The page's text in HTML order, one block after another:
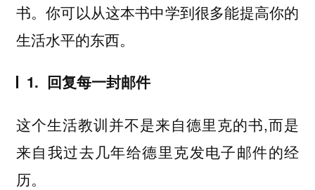
书。你可以从这本书中学到很多能提高你的
生活水平的东西。
1. 回复每一封邮件
这个生活教训并不是来自德里克的书,而是
来自我过去几年给德里克发电子邮件的经
历。